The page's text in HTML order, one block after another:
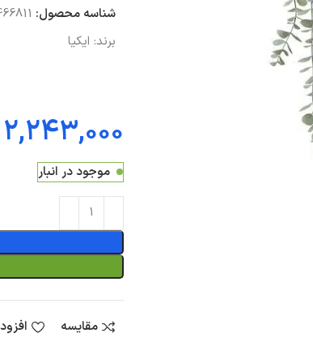
شناسه محصول:
برند: ایکیا
موجود در انبار
مقایسه